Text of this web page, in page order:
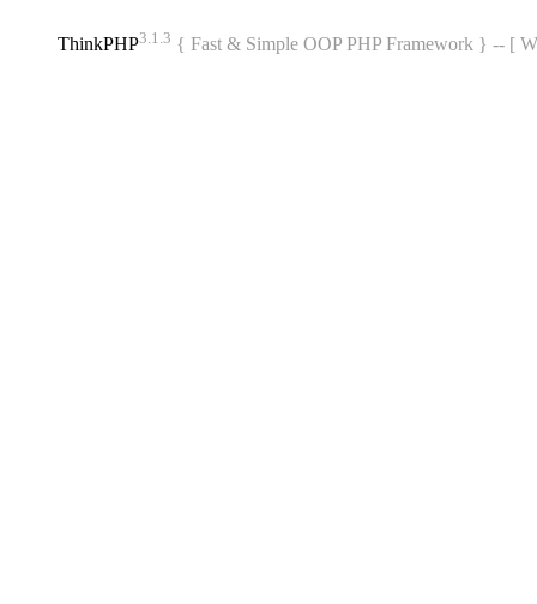
ThinkPHP3.1.3 { Fast & Simple OOP PHP Framework } -- [